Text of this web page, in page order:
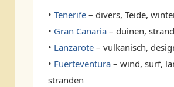
• Tenerife – divers, Teide,
• Gran Canaria – duinen,
• Lanzarote – vulkanisch,
• Fuerteventura – wind, surf,
stranden